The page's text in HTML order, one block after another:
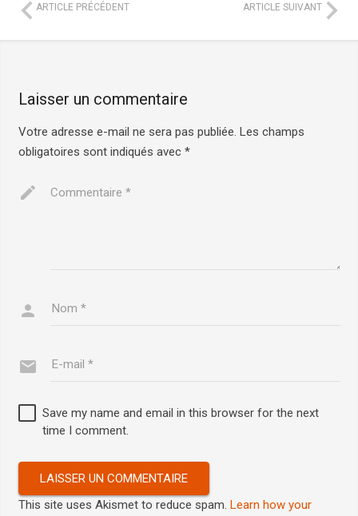
ARTICLE PRÉCÉDENT ARTICLE SUIVANT
Laisser un commentaire
Votre adresse e-mail ne sera pas publiée. Les champs
obligatoires sont indiqués avec *
Save my name and email in this browser for the next
time I comment.
LAISSER UN COMMENTAIRE
This site uses Akismet to reduce spam. Learn how your